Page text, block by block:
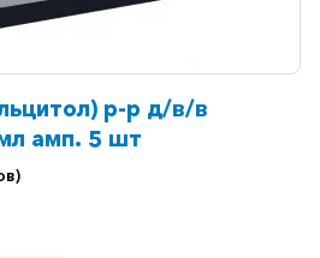
р-р д/в/в
амп. 5 шт